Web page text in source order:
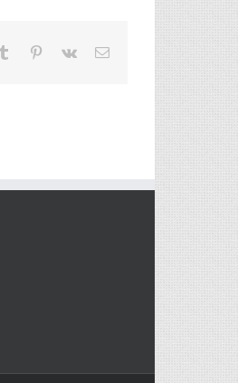
Tumblr Pinterest
Vk Email